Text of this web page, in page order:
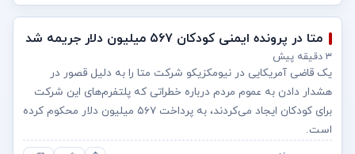
متا در پرونده ایمنی کودکان ۵۶۷ میلیون دلار جریمه شد
۳ دقیقه پیش
یک قاضی آمریکایی در نیومکزیکو شرکت متا را به دلیل قصور در
هشدار دادن به عموم مردم درباره خطراتی که پلتفرم‌های این شرکت
برای کودکان ایجاد می‌کردند، به پرداخت ۵۶۷ میلیون دلار محکوم کرده
است.